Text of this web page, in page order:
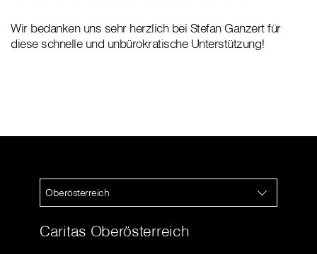
Wir bedanken uns sehr herzlich bei Stefan Ganzert für
diese schnelle und unbürokratische Unterstützung!
Oberösterreich
Caritas Oberösterreich